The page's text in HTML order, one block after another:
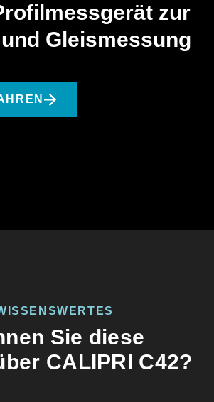
zur
Gleismessung
Sie diese
CALIPRI C42?